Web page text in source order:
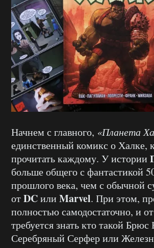
Начнем с главного, «Планета
единственный комикс о Халке,
прочитать каждому. У истории
больше общего с фантастикой
прошлого века, чем с обычной
отDCили Marvel. При этом,
полностью самодостаточно, и
требуется знать кто такой Брюс
Серебряный Серфер или